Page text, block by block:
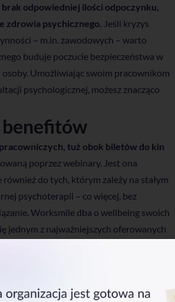
brak odpowiedniej ilości odpoczynku,
zdrowia psychicznego. Jeśli kryzys
– m.in. zawodowych – warto
buduje poczucie bezpieczeństwa w
Umożliwiając swoim pracownikom
psychologicznej, możesz znacząco
benefitów
tuż obok biletów do kin
poprzez webinary. Jest ona
do tych, którym zależy na stałym
psychoterapii – co więcej, bez
Worksmile dba o wellbeing swoich
jednym z najważniejszych oferowanych
jest